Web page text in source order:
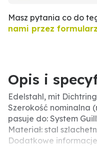
Masz pytania co do
nami przez formularz
Opis i
Edelstahl, mit
Szerokość nominalna
pasuje do: System
Materiał: stal
Dodatkowe